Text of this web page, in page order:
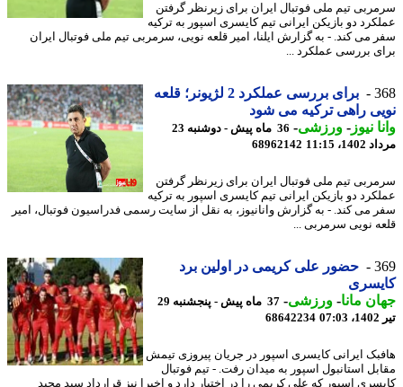
تیم ملی فوتبال ایران برای زیرنظر گرفتن
دو بازیکن ایرانی تیم کایسری اسپور به ترکیه
می کند. - به گزارش ایلنا، امیر قلعه نویی، سرمربی تیم ملی فوتبال ایران
بررسی عملکرد ...
برای بررسی عملکرد 2 لژیونر؛ قلعه
راهی ترکیه می شود
نیوز-ورزشی-
36 ماه پیش - دوشنبه 23
11:15
68962142
تیم ملی فوتبال ایران برای زیرنظر گرفتن
دو بازیکن ایرانی تیم کایسری اسپور به ترکیه
می کند. - به گزارش وانانیوز، به نقل از سایت رسمی فدراسیون فوتبال، امیر
نویی سرمربی ...
حضور علی کریمی در اولین برد
مانا -ورزشی-
37 ماه پیش - پنجشنبه 29
68642234
ایرانی کایسری اسپور در جریان پیروزی تیمش
استانبول اسپور به میدان رفت. - تیم فوتبال
اسپور که علی کریمی را در اختیار دارد و اخیرا نیز قرارداد سید مجید